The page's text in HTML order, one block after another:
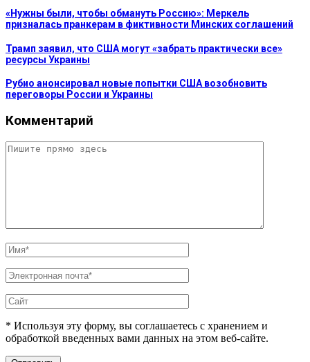
«Нужны были, чтобы обмануть Россию»: Меркель
призналась пранкерам в фиктивности Минских соглашений
Трамп заявил, что США могут «забрать практически все»
ресурсы Украины
Рубио анонсировал новые попытки США возобновить
переговоры России и Украины
Комментарий
* Используя эту форму, вы соглашаетесь с хранением и
обработкой введенных вами данных на этом веб-сайте.